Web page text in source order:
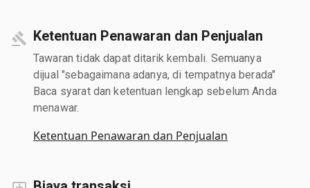
Ketentuan Penawaran dan Penjualan
Tawaran tidak dapat ditarik kembali. Semuanya
dijual "sebagaimana adanya, di tempatnya berada"
Baca syarat dan ketentuan lengkap sebelum Anda
menawar.
Ketentuan Penawaran dan Penjualan